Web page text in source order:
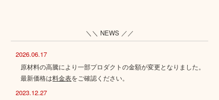
＼＼ NEWS ／／
2026.06.17
原材料の高騰により一部プロダクトの金額が変更となりました。
最新価格は料金表をご確認ください。
2023.12.27